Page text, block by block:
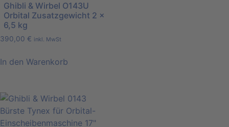
Ghibli & Wirbel O143U
Orbital Zusatzgewicht 2 x
6,5 kg
390,00 € inkl. MwSt
In den Warenkorb